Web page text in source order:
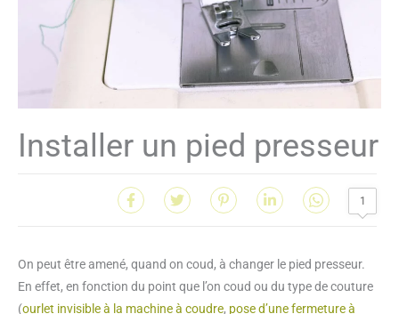
Installer un pied presseur
1
On peut être amené, quand on coud, à changer le pied presseur.
En effet, en fonction du point que l’on coud ou du type de couture
(ourlet invisible à la machine à coudre, pose d’une fermeture à